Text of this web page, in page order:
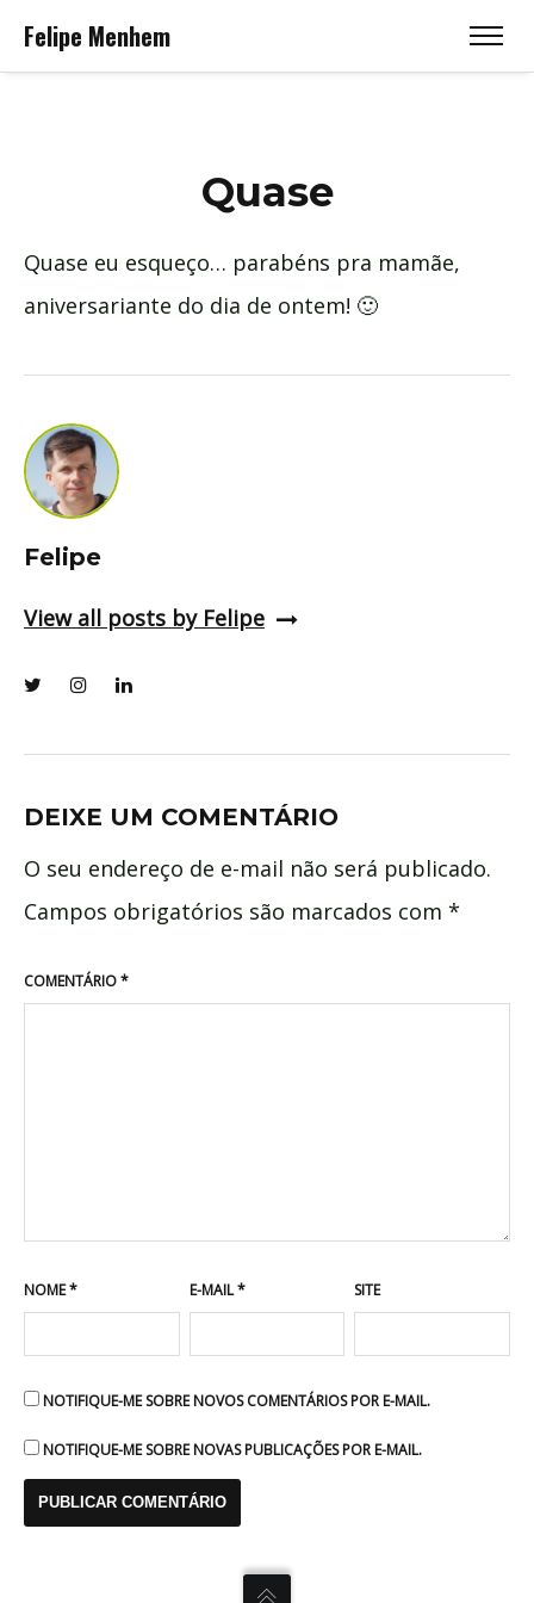
Felipe Menhem
Quase
Quase eu esqueço… parabéns pra mamãe,
aniversariante do dia de ontem! 🙂
Felipe
View all posts by Felipe
DEIXE UM COMENTÁRIO
O seu endereço de e-mail não será publicado.
Campos obrigatórios são marcados com *
COMENTÁRIO*
NOME* E-MAIL* SITE
NOTIFIQUE-ME SOBRE NOVOS COMENTÁRIOS POR E-MAIL.
NOTIFIQUE-ME SOBRE NOVAS PUBLICAÇÕES POR E-MAIL.